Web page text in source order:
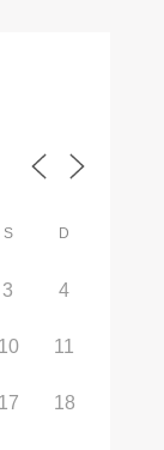
S D
3 4
10 11
17 18